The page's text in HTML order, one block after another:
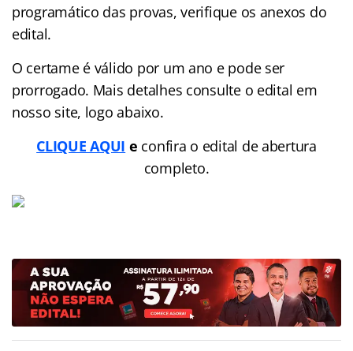
programático das provas, verifique os anexos do
edital.
O certame é válido por um ano e pode ser
prorrogado. Mais detalhes consulte o edital em
nosso site, logo abaixo.
CLIQUE AQUI e confira o edital de abertura
completo.